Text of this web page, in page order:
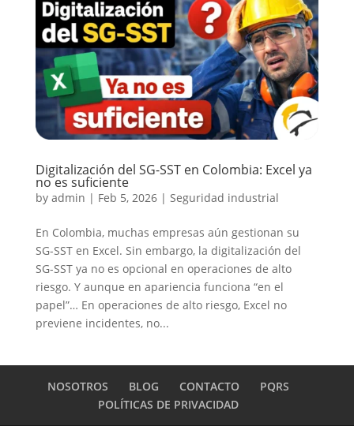
Digitalización del SG-SST en Colombia: Excel ya
no es suficiente
by admin | Feb 5, 2026| Seguridad industrial
En Colombia, muchas empresas aún gestionan su
SG-SST en Excel. Sin embargo, la digitalización del
SG-SST ya no es opcional en operaciones de alto
riesgo. Y aunque en apariencia funciona “en el
papel”… En operaciones de alto riesgo, Excel no
previene incidentes, no...
NOSOTROS BLOG CONTACTO
PQRS
POLÍTICAS DE PRIVACIDAD